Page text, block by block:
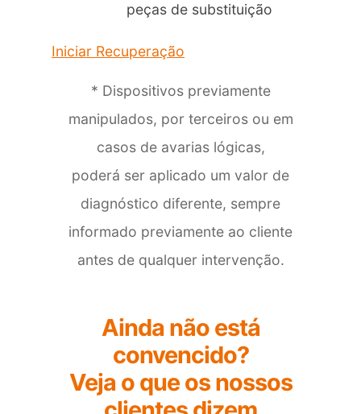
peças de substituição
Iniciar Recuperação
* Dispositivos previamente
manipulados, por terceiros ou em
casos de avarias lógicas,
poderá ser aplicado um valor de
diagnóstico diferente, sempre
informado previamente ao cliente
antes de qualquer intervenção.
Ainda não está
convencido?
Veja o que os nossos